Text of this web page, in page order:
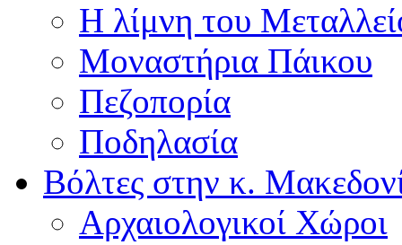
Η λίμνη του
Μοναστήρια Πάικου
Πεζοπορία
Ποδηλασία
Βόλτες στην κ.
Αρχαιολογικοί Χώροι